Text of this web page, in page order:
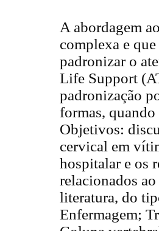
A abordagem
complexa e
padronizar o
Life Support
padronização
formas,
Objetivos:
cervical em
hospitalar e os
relacionados
literatura, do
Enfermagem;